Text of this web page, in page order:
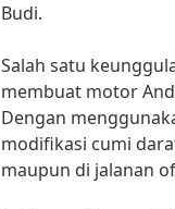
Budi.
Salah satu
membuat motor
Dengan
modifikasi cumi
maupun di jalanan